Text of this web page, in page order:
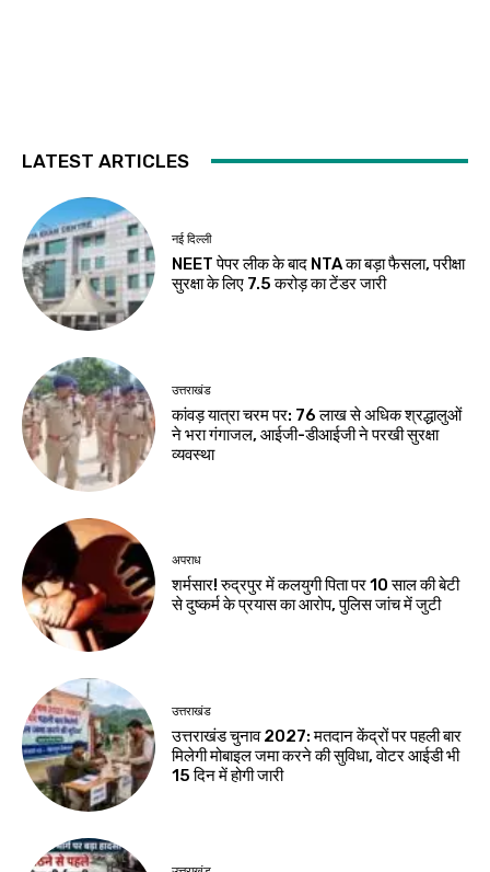
LATEST ARTICLES
नई दिल्ली
NEET पेपर लीक के बाद NTA का बड़ा फैसला, परीक्षा
सुरक्षा के लिए ₹7.5 करोड़ का टेंडर जारी
उत्तराखंड
कांवड़ यात्रा चरम पर: 76 लाख से अधिक श्रद्धालुओं
ने भरा गंगाजल, आईजी-डीआईजी ने परखी सुरक्षा
व्यवस्था
अपराध
शर्मसार! रुद्रपुर में कलयुगी पिता पर 10 साल की बेटी
से दुष्कर्म के प्रयास का आरोप, पुलिस जांच में जुटी
उत्तराखंड
उत्तराखंड चुनाव 2027: मतदान केंद्रों पर पहली बार
मिलेगी मोबाइल जमा करने की सुविधा, वोटर आईडी भी
15 दिन में होगी जारी